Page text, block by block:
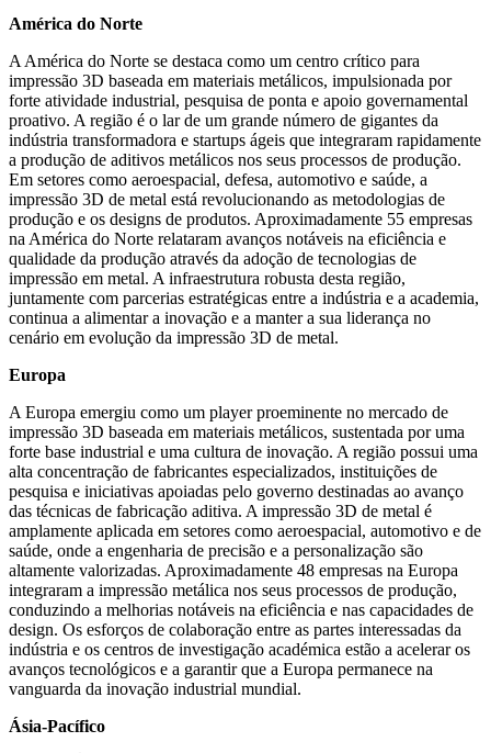
América do Norte
A América do Norte se destaca como um centro crítico para
impressão 3D baseada em materiais metálicos, impulsionada por
forte atividade industrial, pesquisa de ponta e apoio governamental
proativo. A região é o lar de um grande número de gigantes da
indústria transformadora e startups ágeis que integraram rapidamente
a produção de aditivos metálicos nos seus processos de produção.
Em setores como aeroespacial, defesa, automotivo e saúde, a
impressão 3D de metal está revolucionando as metodologias de
produção e os designs de produtos. Aproximadamente 55 empresas
na América do Norte relataram avanços notáveis ​​na eficiência e
qualidade da produção através da adoção de tecnologias de
impressão em metal. A infraestrutura robusta desta região,
juntamente com parcerias estratégicas entre a indústria e a academia,
continua a alimentar a inovação e a manter a sua liderança no
cenário em evolução da impressão 3D de metal.
Europa
A Europa emergiu como um player proeminente no mercado de
impressão 3D baseada em materiais metálicos, sustentada por uma
forte base industrial e uma cultura de inovação. A região possui uma
alta concentração de fabricantes especializados, instituições de
pesquisa e iniciativas apoiadas pelo governo destinadas ao avanço
das técnicas de fabricação aditiva. A impressão 3D de metal é
amplamente aplicada em setores como aeroespacial, automotivo e de
saúde, onde a engenharia de precisão e a personalização são
altamente valorizadas. Aproximadamente 48 empresas na Europa
integraram a impressão metálica nos seus processos de produção,
conduzindo a melhorias notáveis ​​na eficiência e nas capacidades de
design. Os esforços de colaboração entre as partes interessadas da
indústria e os centros de investigação académica estão a acelerar os
avanços tecnológicos e a garantir que a Europa permanece na
vanguarda da inovação industrial mundial.
Ásia-Pacífico